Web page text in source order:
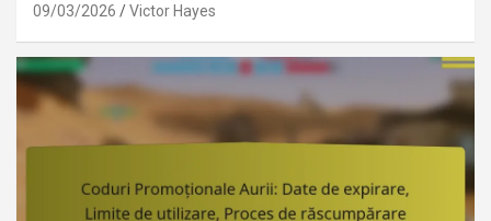
09/03/2026 Victor Hayes